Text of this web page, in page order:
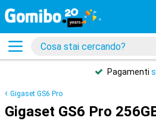
Pagamenti
Gigaset GS6 Pro
Gigaset GS6 Pro